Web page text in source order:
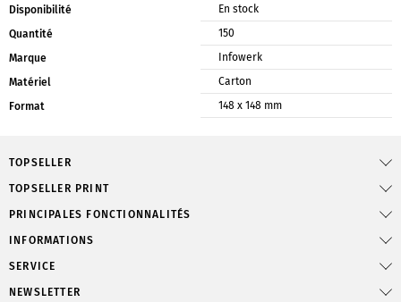
Disponibilité
En stock
Quantité
150
Marque
Infowerk
Matériel
Carton
Format
148 x 148 mm
TOPSELLER
TOPSELLER PRINT
PRINCIPALES FONCTIONNALITÉS
INFORMATIONS
SERVICE
NEWSLETTER